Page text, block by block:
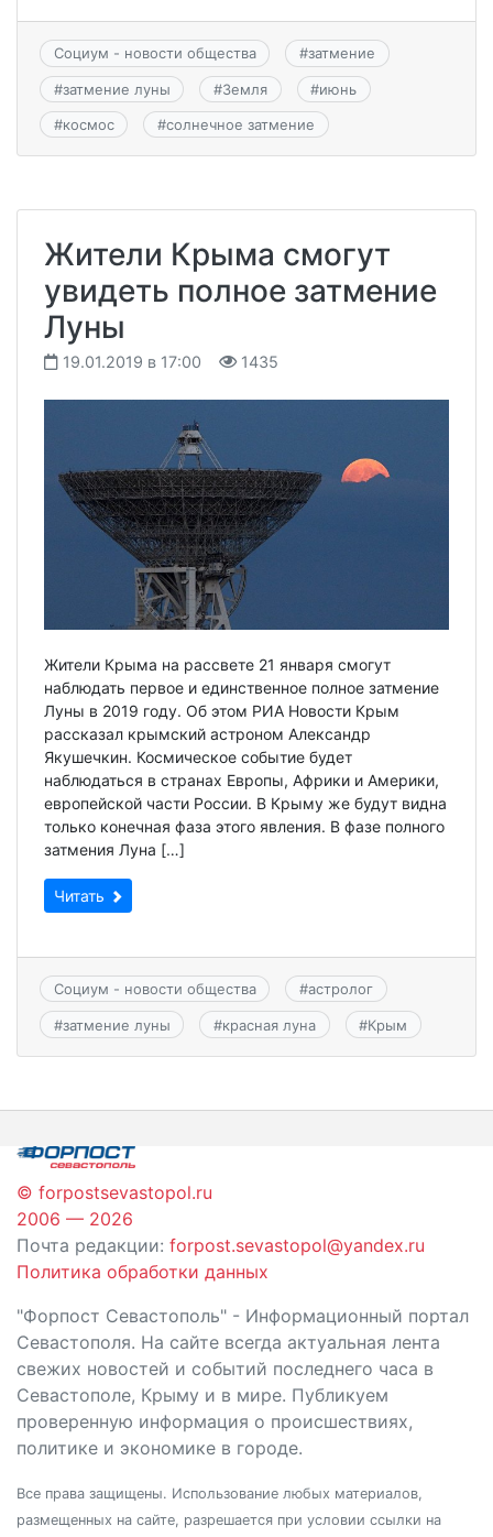
Социум - новости общества #затмение
#затмение луны #Земля #июнь
#космос #солнечное затмение
Жители Крыма смогут
увидеть полное затмение
Луны
19.01.2019 в 17:00 1435
Жители Крыма на рассвете 21 января смогут
наблюдать первое и единственное полное затмение
Луны в 2019 году. Об этом РИА Новости Крым
рассказал крымский астроном Александр
Якушечкин. Космическое событие будет
наблюдаться в странах Европы, Африки и Америки,
европейской части России. В Крыму же будут видна
только конечная фаза этого явления. В фазе полного
затмения Луна […]
Читать
Социум - новости общества #астролог
#затмение луны #красная луна #Крым
© forpostsevastopol.ru
2006 — 2026
Почта редакции: forpost.sevastopol@yandex.ru
Политика обработки данных
"Форпост Севастополь" - Информационный портал
Севастополя. На сайте всегда актуальная лента
свежих новостей и событий последнего часа в
Севастополе, Крыму и в мире. Публикуем
проверенную информация о происшествиях,
политике и экономике в городе.
Все права защищены. Использование любых материалов,
размещенных на сайте, разрешается при условии ссылки на